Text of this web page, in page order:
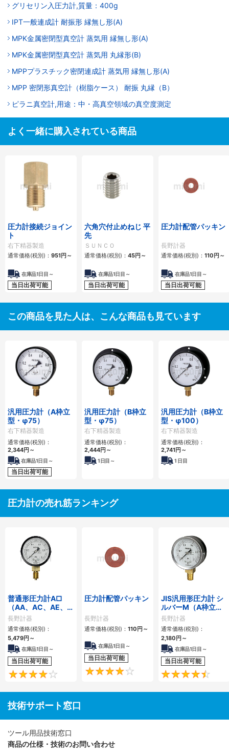
グリセリン入圧力計,質量：400g
IPT一般連成計 耐振形 縁無し形(A)
MPK金属密閉型真空計 蒸気用 縁無し形(A)
MPK金属密閉型真空計 蒸気用 丸縁形(B)
MPPプラスチック密閉連成計 蒸気用 縁無し形(A)
MPP 密閉形真空計（樹脂ケース） 耐振 丸縁（B）
ピラニ真空計,用途：中・高真空領域の真空度測定
よく一緒に購入されている商品
圧力計接続ジョイン
ト
右下精器製造
通常価格(税別)： 951円～
在庫品1日目～
当日出荷可能
六角穴付止めねじ 平
先
ＳＵＮＣＯ
通常価格(税別)： 45円～
在庫品1日目～
当日出荷可能
圧力計配管パッキン
長野計器
通常価格(税別)： 110円～
在庫品1日目～
当日出荷可能
この商品を見た人は、こんな商品も見ています
汎用圧力計（A枠立
型・φ75）
右下精器製造
通常価格(税別)：
2,344円～
在庫品1日目～
当日出荷可能
汎用圧力計（B枠立
型・φ75）
右下精器製造
通常価格(税別)：
2,444円～
1日目～
汎用圧力計（B枠立
型・φ100）
右下精器製造
通常価格(税別)：
2,741円～
1 日目
圧力計の売れ筋ランキング
普通形圧力計A□
（AA、AC、AE、
AG、AJ）
長野計器
通常価格(税別)：
5,479円～
在庫品1日目～
当日出荷可能
4
圧力計配管パッキン
長野計器
通常価格(税別)： 110円～
在庫品1日目～
当日出荷可能
4.1
JIS汎用形圧力計 シ
ルバーM（A枠立
形・Φ60・テーパー
ねじ）GS50-171
長野計器
通常価格(税別)：
2,180円～
在庫品1日目～
当日出荷可能
技術サポート窓口
ツール用品技術窓口
商品の仕様・技術のお問い合わせ